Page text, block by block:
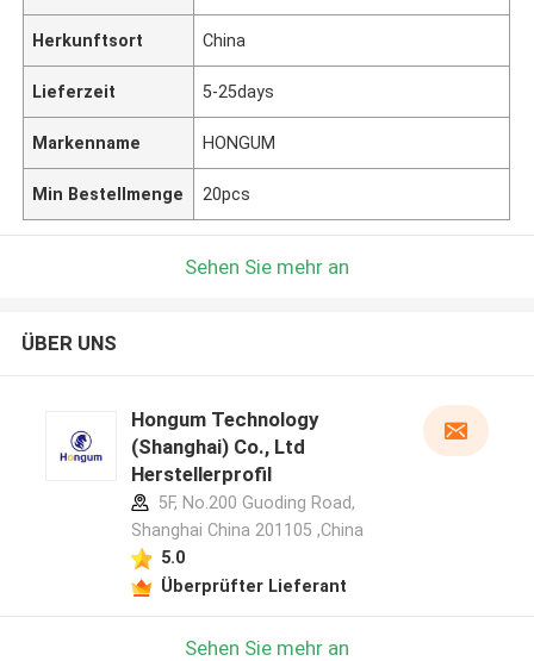
Herkunftsort China
Lieferzeit 5-25days
Markenname HONGUM
Min Bestellmenge 20pcs
Sehen Sie mehr an
ÜBER UNS
Hongum Technology
(Shanghai) Co., Ltd
Herstellerprofil
5F, No.200 Guoding Road,
Shanghai China 201105 ,China
5.0
Überprüfter Lieferant
Sehen Sie mehr an